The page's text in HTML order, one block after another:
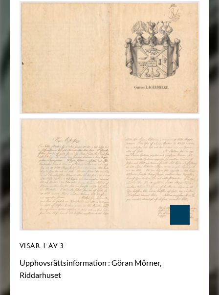
VISAR 1 AV 3
Upphovsrättsinformation : Göran Mörner,
Riddarhuset